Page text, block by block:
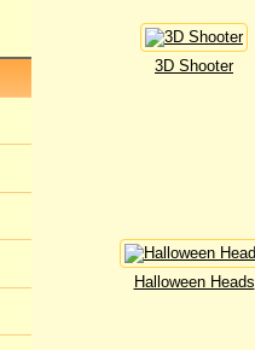
3D Shooter
Halloween Heads